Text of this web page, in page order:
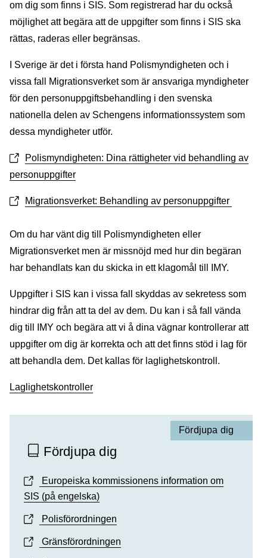
om dig som finns i SIS. Som registrerad har du också
möjlighet att begära att de uppgifter som finns i SIS ska
rättas, raderas eller begränsas.
I Sverige är det i första hand Polismyndigheten och i
vissa fall Migrationsverket som är ansvariga myndigheter
för den personuppgiftsbehandling i den svenska
nationella delen av Schengens informationssystem som
dessa myndigheter utför.
Polismyndigheten: Dina rättigheter vid behandling av
personuppgifter
Migrationsverket: Behandling av personuppgifter
Om du har vänt dig till Polismyndigheten eller
Migrationsverket men är missnöjd med hur din begäran
har behandlats kan du skicka in ett klagomål till IMY.
Uppgifter i SIS kan i vissa fall skyddas av sekretess som
hindrar dig från att ta del av dem. Du kan i så fall vända
dig till IMY och begära att vi å dina vägnar kontrollerar att
uppgifter om dig är korrekta och att det finns stöd i lag för
att behandla dem. Det kallas för laglighetskontroll.
Laglighetskontroller
Fördjupa dig
Fördjupa dig
Europeiska kommissionens information om
SIS (på engelska)
Polisförordningen
Gränsförordningen